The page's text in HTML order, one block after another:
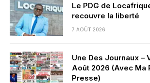
Le PDG de
recouvre la liberté
7 AOÛT 2026
Une Des Journaux –
Août 2026 (Avec Ma
Presse)